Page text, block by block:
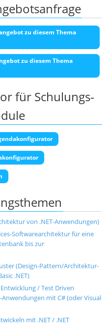
zu diesem Thema
zu diesem Thema
für Schulungs-
von .NET-Anwendungen)
Softwarearchitektur für eine
bis zur
(Design-Pattern/Architektur-
.NET)
/ Test Driven
Anwendungen mit C# (oder Visual
mit .NET / .NET